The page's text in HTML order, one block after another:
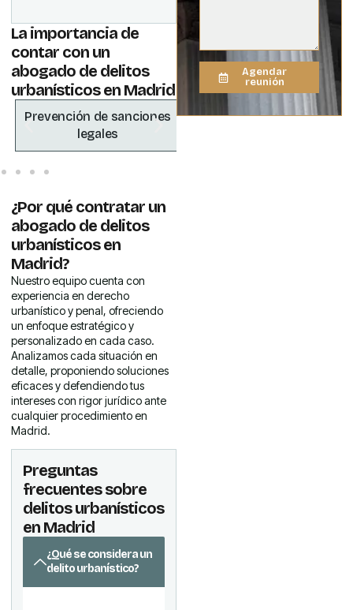
La importancia de
contar con un
abogado de delitos
urbanísticos en Madrid
Prevención de sanciones
legales
Defensa ante
¿Por qué contratar un
abogado de delitos
urbanísticos en
Madrid?
Nuestro equipo cuenta con
experiencia en derecho
urbanístico y penal, ofreciendo
un enfoque estratégico y
personalizado en cada caso.
Analizamos cada situación en
detalle, proponiendo soluciones
eficaces y defendiendo tus
intereses con rigor jurídico ante
cualquier procedimiento en
Madrid.
Preguntas
frecuentes sobre
delitos urbanísticos
en Madrid
¿Qué se considera un
delito urbanístico?
Agendar
reunión